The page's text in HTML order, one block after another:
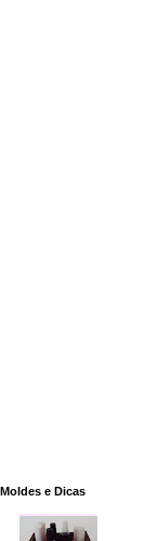
Moldes e Dicas